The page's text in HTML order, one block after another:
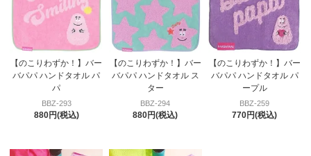
【のこりわずか！】バー
バパパ ハンドタオル パ
パ
BBZ-293
880円(税込)
【のこりわずか！】バー
バパパ ハンドタオル ス
ター
BBZ-294
880円(税込)
【のこりわずか！】バー
バパパ ハンドタオル パ
ープル
BBZ-259
770円(税込)